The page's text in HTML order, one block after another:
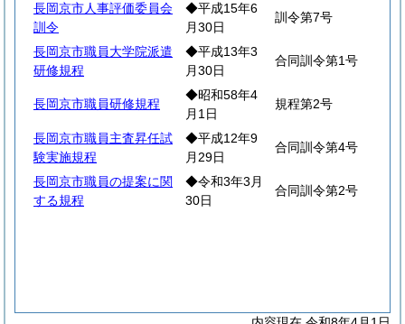
長岡京市人事評価委員会
訓令
◆平成15年6
月30日
訓令第7号
長岡京市職員大学院派遣
研修規程
◆平成13年3
月30日
合同訓令第1号
長岡京市職員研修規程
◆昭和58年4
月1日
規程第2号
長岡京市職員主査昇任試
験実施規程
◆平成12年9
月29日
合同訓令第4号
長岡京市職員の提案に関
する規程
◆令和3年3月
30日
合同訓令第2号